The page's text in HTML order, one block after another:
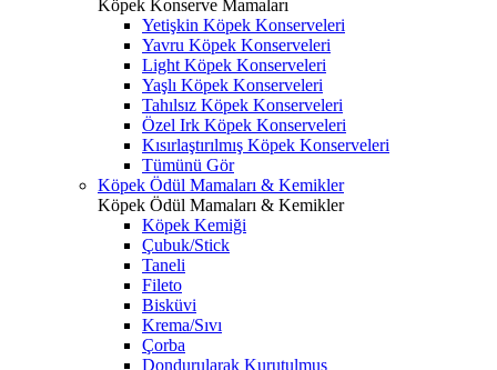
Köpek Konserve Mamaları
Yetişkin Köpek Konserveleri
Yavru Köpek Konserveleri
Light Köpek Konserveleri
Yaşlı Köpek Konserveleri
Tahılsız Köpek Konserveleri
Özel Irk Köpek Konserveleri
Kısırlaştırılmış Köpek Konserveleri
Tümünü Gör
Köpek Ödül Mamaları & Kemikler
Köpek Ödül Mamaları & Kemikler
Köpek Kemiği
Çubuk/Stick
Taneli
Fileto
Bisküvi
Krema/Sıvı
Çorba
Dondurularak Kurutulmuş